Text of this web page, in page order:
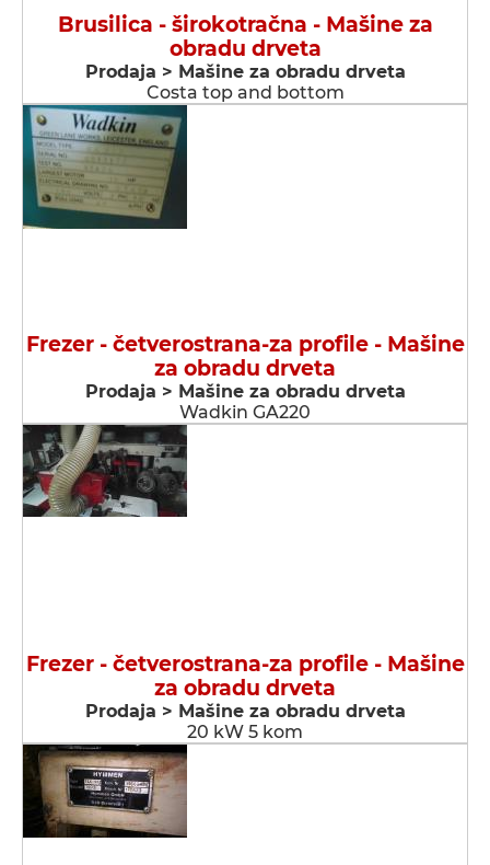
Brusilica - širokotračna - Мašine za
obradu drveta
Prodaja > Мašine za obradu drveta
Costa top and bottom
Frezer - četverostrana-za profile - Мašine
za obradu drveta
Prodaja > Мašine za obradu drveta
Wadkin GA220
Frezer - četverostrana-za profile - Мašine
za obradu drveta
Prodaja > Мašine za obradu drveta
20 kW 5 kom